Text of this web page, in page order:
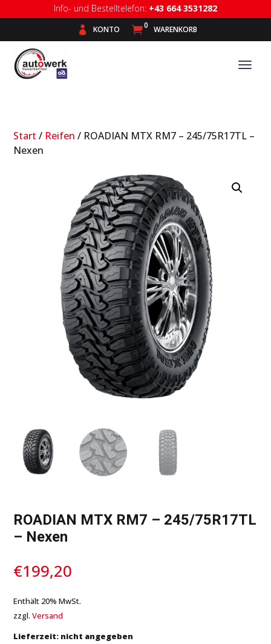
Info- und Bestelltelefon: +43 664 3531282
 KONTO 0 WARENKORB
Start / Reifen / ROADIAN MTX RM7 – 245/75R17TL –
Nexen
ROADIAN MTX RM7 – 245/75R17TL
– Nexen
€199,20
Enthält 20% MwSt.
zzgl.Versand
Lieferzeit: nicht angegeben